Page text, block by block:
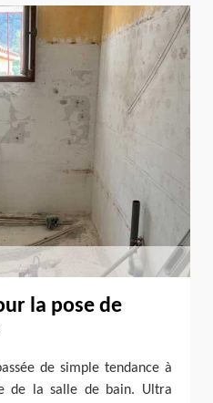
la pose de
de simple tendance à
de la salle de bain. Ultra